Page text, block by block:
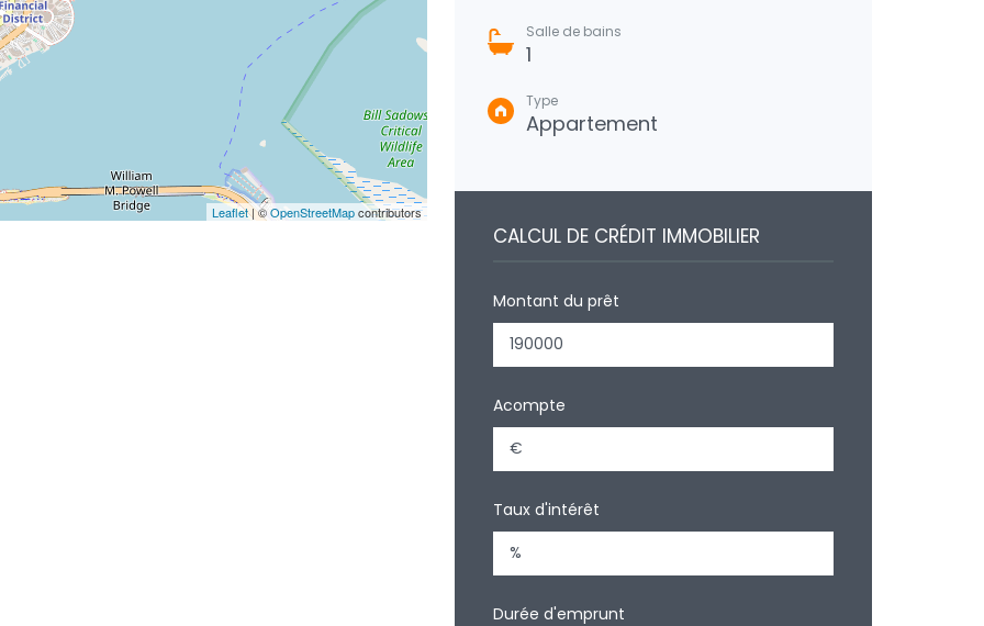
Leaflet| ©OpenStreetMapcontributors
Garages Salle de bains
1
Type
Appartement
CALCUL DE CRÉDIT IMMOBILIER
Montant du prêt
Acompte
Taux d'intérêt
Durée d'emprunt